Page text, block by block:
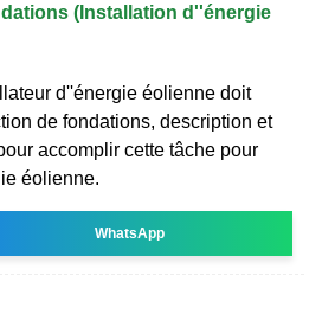
(Installation d''énergie
d''énergie éolienne doit
de fondations, description et
accomplir cette tâche pour
éolienne.
WhatsApp